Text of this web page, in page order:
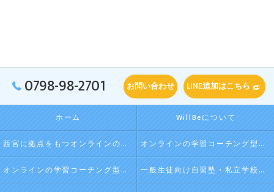
0798-98-2701 お問い合わせ LINE追加はこちら
ホーム WillBeについて
西宮に拠点をもつオンラインの学習コーチング型・映像授業型の塾･自習塾WillBeの口コミ情報 オンラインの学習コーチング型・映像授業型の塾･自習塾WillBeの評判
オンラインの学習コーチング型・映像授業型の塾･自習塾WillBeのお客様の声 一般生徒向け自習塾・私立学校向け放課後学習